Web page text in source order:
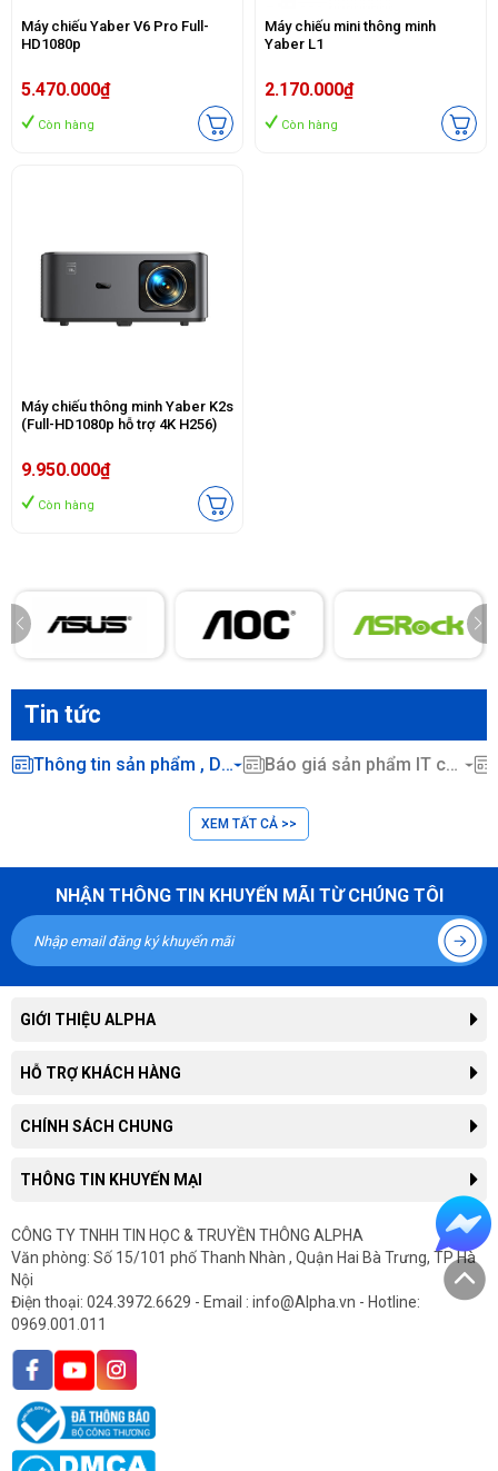
Máy chiếu Yaber V6 Pro Full-
HD1080p
5.470.000₫
Còn hàng
Máy chiếu mini thông minh
Yaber L1
2.170.000₫
Còn hàng
Máy chiếu thông minh Yaber K2s
(Full-HD1080p hỗ trợ 4K H256)
9.950.000₫
Còn hàng
Tin tức
Thông tin sản phẩm , Dịch vụ CNTT ... Báo giá sản phẩm IT chính hãng
XEM TẤT CẢ >>
NHẬN THÔNG TIN KHUYẾN MÃI TỪ CHÚNG TÔI
GIỚI THIỆU ALPHA
Giới thiệu công ty
Thông tin tuyển dụng
Tin tức
HỖ TRỢ KHÁCH HÀNG
Tra cứu đơn hàng
Hướng dẫn thanh toán
In hóa đơn điện tử
Gửi yêu cầu bảo hành
Góp ý, Khiếu Nại
CHÍNH SÁCH CHUNG
Chính sách, quy định chung
Chính sách bảo hành
Chính sách cho doanh nghiệp
Chính sách hàng chính hãng
Chính sách nhập lại tính phí
Bảo mật thông tin khách hàng
THÔNG TIN KHUYẾN MẠI
Thông tin khuyến mại
Sản phẩm khuyến mại
Sản phẩm mới
CÔNG TY TNHH TIN HỌC & TRUYỀN THÔNG ALPHA
Văn phòng: Số 15/101 phố Thanh Nhàn , Quận Hai Bà Trưng, TP Hà
Nội
Điện thoại: 024.3972.6629 - Email : info@Alpha.vn - Hotline:
0969.001.011